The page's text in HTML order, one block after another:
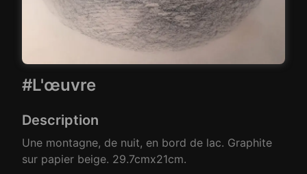
#L'œuvre
Description
Une montagne, de nuit, en bord de lac. Graphite
sur papier beige. 29.7cmx21cm.